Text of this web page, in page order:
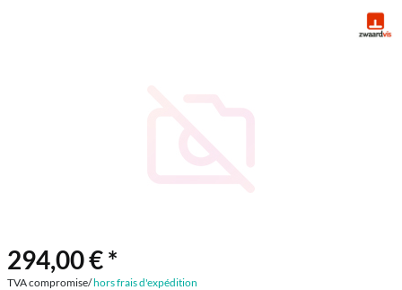
294,00 € *
TVA compromise/hors frais d'expédition